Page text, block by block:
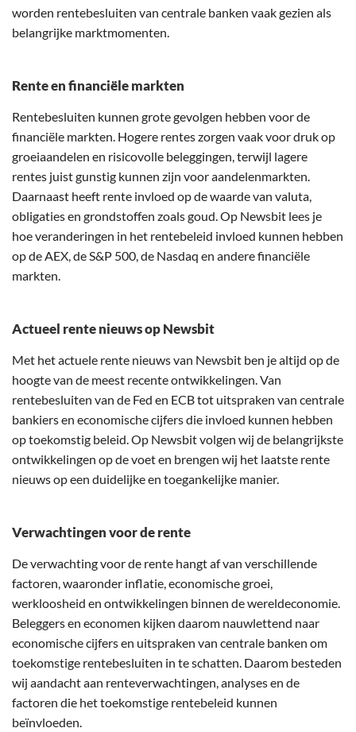
worden rentebesluiten van centrale banken vaak gezien als
belangrijke marktmomenten.
Rente en financiële markten
Rentebesluiten kunnen grote gevolgen hebben voor de
financiële markten. Hogere rentes zorgen vaak voor druk op
groeiaandelen en risicovolle beleggingen, terwijl lagere
rentes juist gunstig kunnen zijn voor aandelenmarkten.
Daarnaast heeft rente invloed op de waarde van valuta,
obligaties en grondstoffen zoals goud. Op Newsbit lees je
hoe veranderingen in het rentebeleid invloed kunnen hebben
op de AEX, de S&P 500, de Nasdaq en andere financiële
markten.
Actueel rente nieuws op Newsbit
Met het actuele rente nieuws van Newsbit ben je altijd op de
hoogte van de meest recente ontwikkelingen. Van
rentebesluiten van de Fed en ECB tot uitspraken van centrale
bankiers en economische cijfers die invloed kunnen hebben
op toekomstig beleid. Op Newsbit volgen wij de belangrijkste
ontwikkelingen op de voet en brengen wij het laatste rente
nieuws op een duidelijke en toegankelijke manier.
Verwachtingen voor de rente
De verwachting voor de rente hangt af van verschillende
factoren, waaronder inflatie, economische groei,
werkloosheid en ontwikkelingen binnen de wereldeconomie.
Beleggers en economen kijken daarom nauwlettend naar
economische cijfers en uitspraken van centrale banken om
toekomstige rentebesluiten in te schatten. Daarom besteden
wij aandacht aan renteverwachtingen, analyses en de
factoren die het toekomstige rentebeleid kunnen
beïnvloeden.